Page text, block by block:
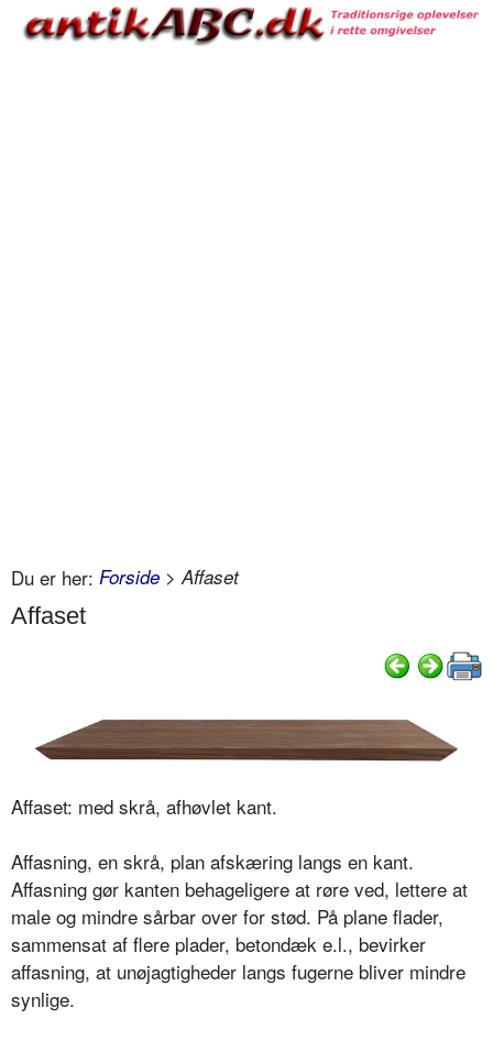
Du er her: Forside > Affaset
Affaset
Affaset: med skrå, afhøvlet kant.
Affasning, en skrå, plan afskæring langs en kant.
Affasning gør kanten behageligere at røre ved, lettere at
male og mindre sårbar over for stød. På plane flader,
sammensat af flere plader, betondæk e.l., bevirker
affasning, at unøjagtigheder langs fugerne bliver mindre
synlige.